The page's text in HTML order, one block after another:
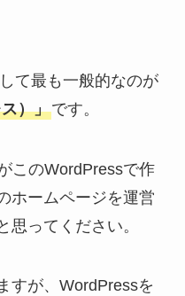
て最も一般的なのが
）」です。
このWordPressで作
ホームページを運営
思ってください。
すが、WordPressを